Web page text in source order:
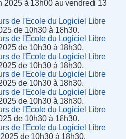
2025 à 13h00 au vendredi 13
de l'Ecole du Logiciel Libre
de 10h30 à 18h30.
de l'Ecole du Logiciel Libre
de 10h30 à 18h30.
de l'Ecole du Logiciel Libre
de 10h30 à 18h30.
de l'Ecole du Logiciel Libre
de 10h30 à 18h30.
de l'Ecole du Logiciel Libre
de 10h30 à 18h30.
de l'Ecole du Logiciel Libre
de 10h30 à 18h30.
de l'Ecole du Logiciel Libre
de 10h30 à 18h30.